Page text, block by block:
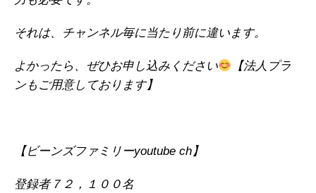
それは、チャンネル毎に当たり前に違います。
よかったら、ぜひお申し込みください
【法人プラ
ンもご用意しております】
【ビーンズファミリーyoutube ch】
登録者７２，１００名